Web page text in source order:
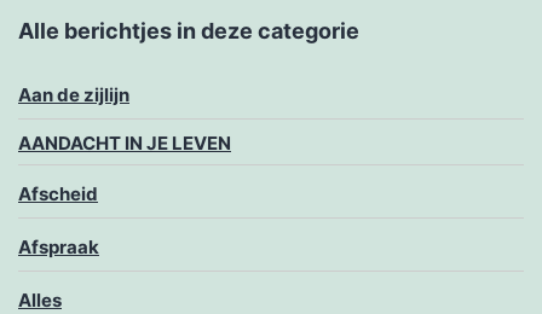
Alle berichtjes in deze categorie
Aan de zijlijn
AANDACHT IN JE LEVEN
Afscheid
Afspraak
Alles